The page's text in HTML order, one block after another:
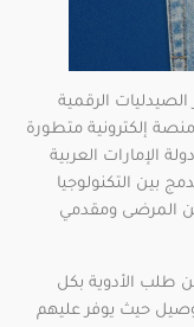
الرقمية
إلكترونية متطورة
الإمارات العربية
بين التكنولوجيا
المرضى ومقدمي
طلب الأدوية بكل
حيث يوفر عليهم